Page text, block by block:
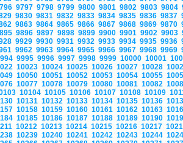
9797 9798 9799 9800 9801 9802 9803 9804
9830 9831 9832 9833 9834 9835 9836 9837
9863 9864 9865 9866 9867 9868 9869 9870
9896 9897 9898 9899 9900 9901 9902 9903
9929 9930 9931 9932 9933 9934 9935 9936
9962 9963 9964 9965 9966 9967 9968 9969
9995 9996 9997 9998 9999 10000 10001
10023 10024 10025 10026 10027 10028
10050 10051 10052 10053 10054 10055
10077 10078 10079 10080 10081 10082
10104 10105 10106 10107 10108 10109
10131 10132 10133 10134 10135 10136
10158 10159 10160 10161 10162 10163
10185 10186 10187 10188 10189 10190
10212 10213 10214 10215 10216 10217
10239 10240 10241 10242 10243 10244